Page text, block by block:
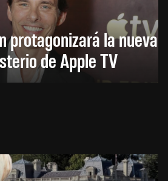
protagonizará la nueva
de Apple TV